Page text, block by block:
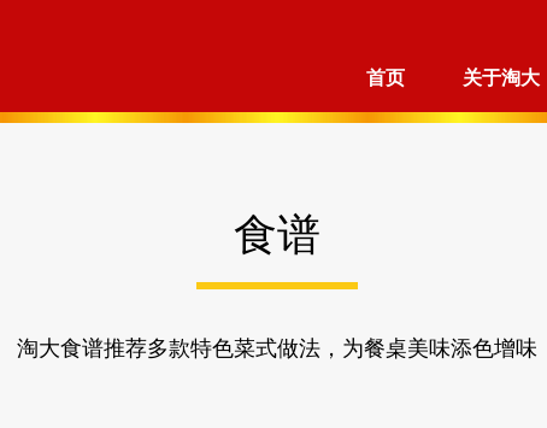
首页 关于淘大
食谱
淘大食谱推荐多款特色菜式做法，为餐桌美味添色增味